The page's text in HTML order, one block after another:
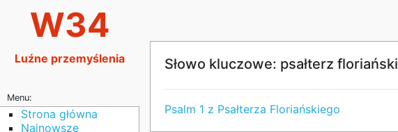
W34
Luźne przemyślenia
Menu:
Strona główna
Najnowsze
Słowo kluczowe: psałterz floriański
Psalm 1 z Psałterza Floriańskiego